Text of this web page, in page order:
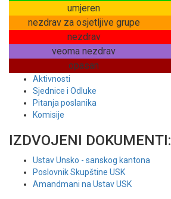
umjeren
nezdrav za osjetljive grupe
nezdrav
veoma nezdrav
opasan
Aktivnosti
Sjednice i Odluke
Pitanja poslanika
Komisije
IZDVOJENI DOKUMENTI:
Ustav Unsko - sanskog kantona
Poslovnik Skupštine USK
Amandmani na Ustav USK